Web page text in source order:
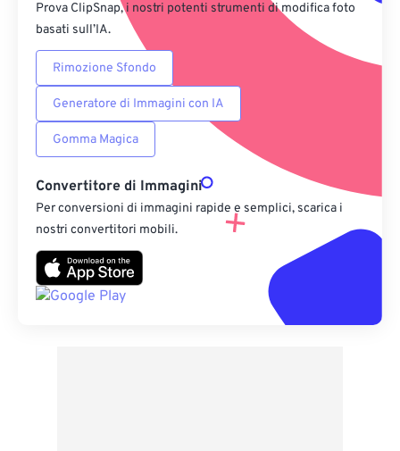
Prova ClipSnap, i nostri potenti strumenti di modifica foto
basati sull’IA.
Rimozione Sfondo
Generatore di Immagini con IA
Gomma Magica
Convertitore di Immagini
Per conversioni di immagini rapide e semplici, scarica i
nostri convertitori mobili.